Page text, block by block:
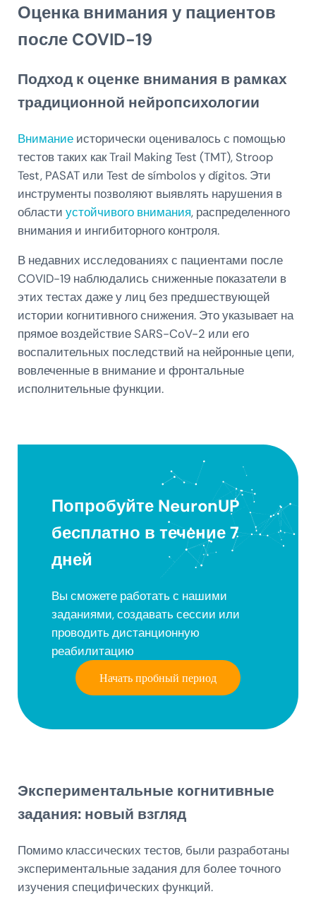
Оценка внимания у пациентов
после COVID-19
Подход к оценке внимания в рамках
традиционной нейропсихологии
Вниманиеисторически оценивалось с помощью
тестов таких как Trail Making Test (TMT), Stroop
Test, PASAT или Test de símbolos y dígitos. Эти
инструменты позволяют выявлять нарушения в
области устойчивого внимания, распределенного
внимания и ингибиторного контроля.
В недавних исследованиях с пациентами после
COVID-19 наблюдались сниженные показатели в
этих тестах даже у лиц без предшествующей
истории когнитивного снижения. Это указывает на
прямое воздействие SARS-CoV-2 или его
воспалительных последствий на нейронные цепи,
вовлеченные в внимание и фронтальные
исполнительные функции.
Попробуйте NeuronUP
бесплатно в течение 7
дней
Вы сможете работать с нашими
заданиями, создавать сессии или
проводить дистанционную
реабилитацию
Начать пробный период
Экспериментальные когнитивные
задания: новый взгляд
Помимо классических тестов, были разработаны
экспериментальные задания для более точного
изучения специфических функций.